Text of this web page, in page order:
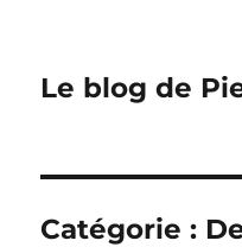
Le blog de
Catégorie :